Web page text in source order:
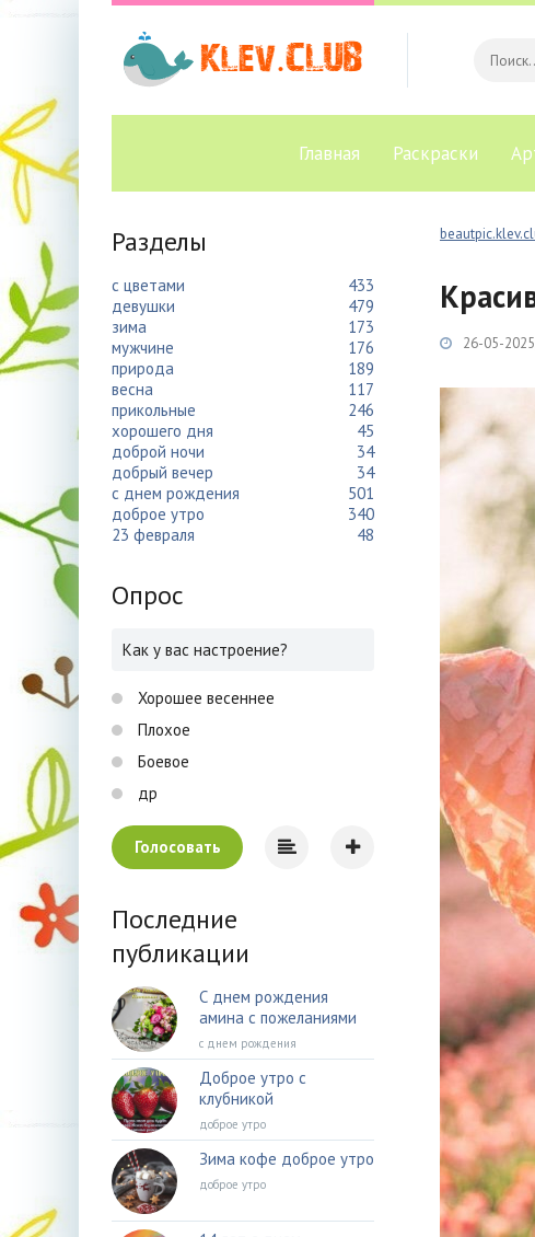
Главная Раскраски
26-05-
Разделы
с цветами
433
девушки
479
зима
173
мужчине
176
природа
189
весна
117
прикольные
246
хорошего дня
45
доброй ночи
34
добрый вечер
34
с днем рождения
501
доброе утро
340
23 февраля
48
Опрос
Как у вас настроение?
Хорошее весеннее
Плохое
Боевое
др
Голосовать
Последние
публикации
С днем рождения
амина с пожеланиями
с днем рождения
Доброе утро с
клубникой
доброе утро
Зима кофе доброе утро
доброе утро